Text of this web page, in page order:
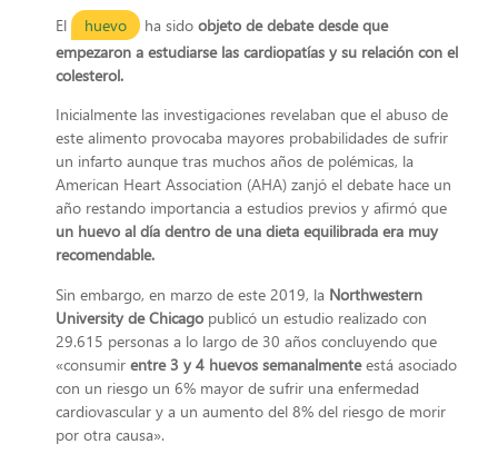
El huevo ha sido objeto de debate desde que
empezaron a estudiarse las cardiopatías y su relación con el
colesterol.
Inicialmente las investigaciones revelaban que el abuso de
este alimento provocaba mayores probabilidades de sufrir
un infarto aunque tras muchos años de polémicas, la
American Heart Association (AHA) zanjó el debate hace un
año restando importancia a estudios previos y afirmó que
un huevo al día dentro de una dieta equilibrada era muy
recomendable.
Sin embargo, en marzo de este 2019, la Northwestern
University de Chicago publicó un estudio realizado con
29.615 personas a lo largo de 30 años concluyendo que
«consumir entre 3 y 4 huevos semanalmenteestá asociado
con un riesgo un 6% mayor de sufrir una enfermedad
cardiovascular y a un aumento del 8% del riesgo de morir
por otra causa».